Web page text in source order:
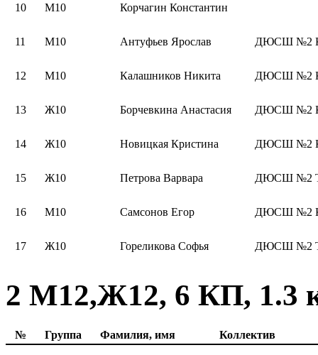
10 М10 Корчагин Константин
11 М10 Антуфьев Ярослав ДЮСШ №2
12 М10 Калашников Никита ДЮСШ №2
13 Ж10 Борчевкина Анастасия ДЮСШ №2
14 Ж10 Новицкая Кристина ДЮСШ №2
15 Ж10 Петрова Варвара ДЮСШ №2
16 М10 Самсонов Егор ДЮСШ №2
17 Ж10 Гореликова Софья ДЮСШ №2
2 М12,Ж12, 6 КП, 1.3
№ Группа Фамилия, имя Коллектив